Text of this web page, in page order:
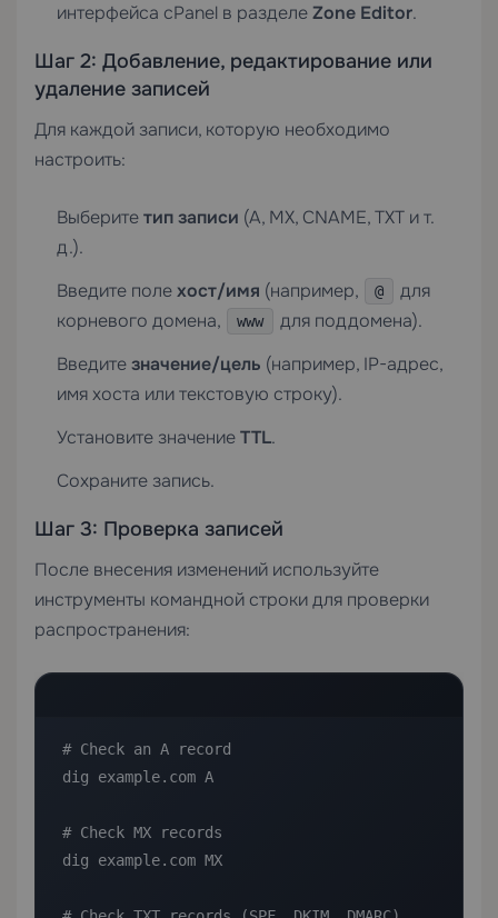
интерфейса cPanel в разделеZone Editor.
Шаг 2: Добавление, редактирование или
удаление записей
Для каждой записи, которую необходимо
настроить:
Выберитетип записи (A, MX, CNAME, TXT и т.
д.).
Введите полехост/имя (например, @
для
корневого домена,
www
для поддомена).
Введитезначение/цель (например, IP-адрес,
имя хоста или текстовую строку).
Установите значениеTTL.
Сохраните запись.
Шаг 3: Проверка записей
После внесения изменений используйте
инструменты командной строки для проверки
распространения:
# Check an A record
dig example.com A
# Check MX records
dig example.com MX